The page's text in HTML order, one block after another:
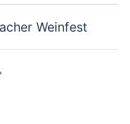
Weinfest